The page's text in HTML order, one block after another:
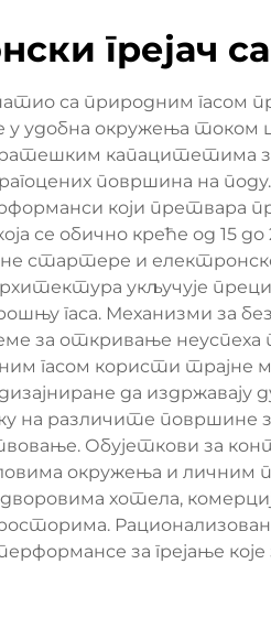
грејач
са природним
окружења током
површина на
који претвара
се обично креће од 15
стартере и
укључује
гаса. Механизми за
откривање неуспеха
гасом користи
да
на различите површине
Обујеткови за
окружења и
хотела,
за грејање